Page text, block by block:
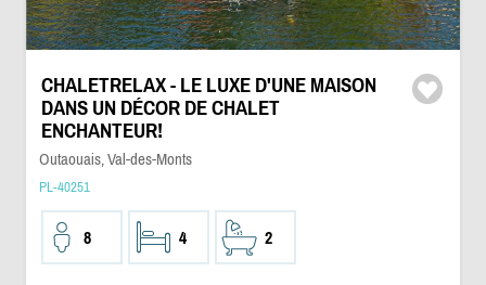
CHALETRELAX - LE LUXE D'UNE MAISON
DANS UN DÉCOR DE CHALET
ENCHANTEUR!
Outaouais, Val-des-Monts
PL-40251
8 4 2